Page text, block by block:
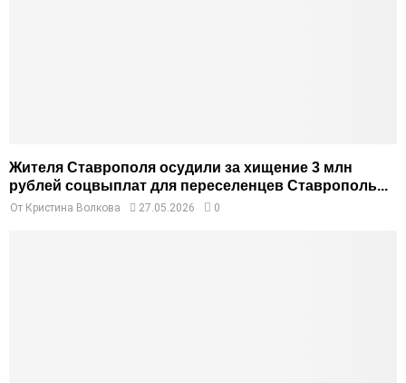
Жителя Ставрополя осудили за хищение 3 млн
рублей соцвыплат для переселенцев Ставрополь...
От Кристина Волкова 27.05.2026 0